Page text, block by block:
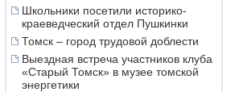
Школьники посетили историко-
краеведческий отдел Пушкинки
Томск – город трудовой доблести
Выездная встреча участников клуба
«Старый Томск» в музее томской
энергетики